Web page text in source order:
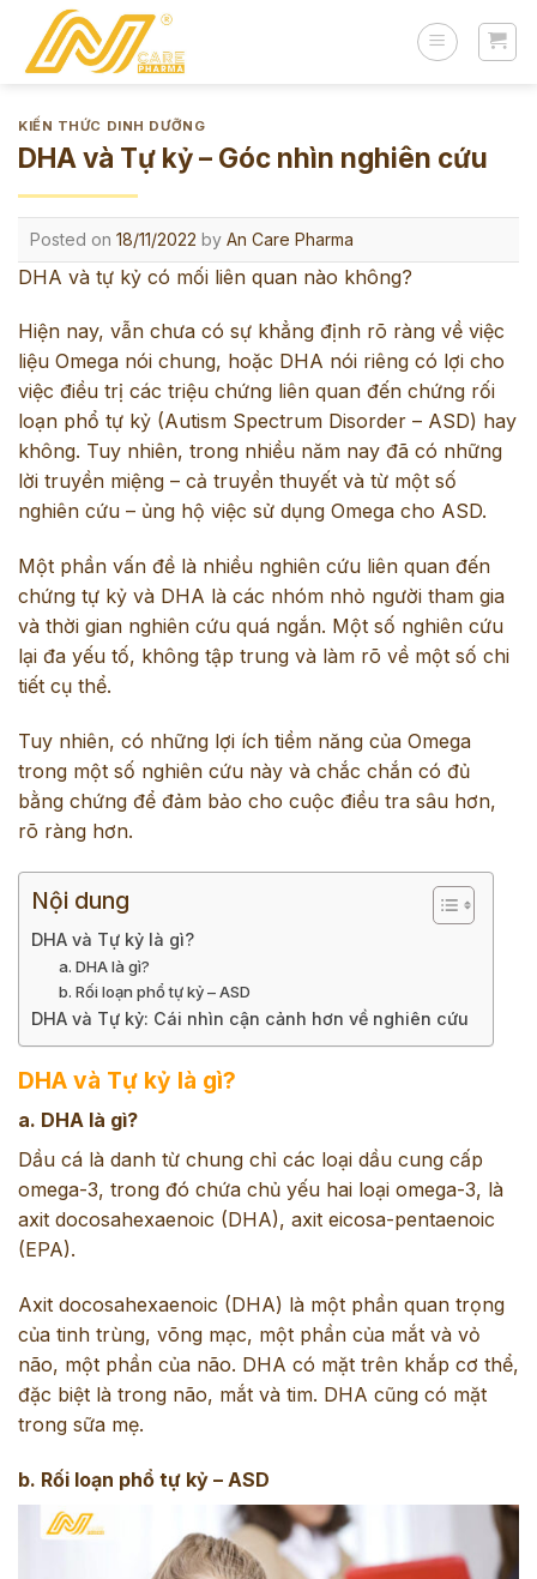
content
KIẾN THỨC DINH DƯỠNG
DHA và Tự kỷ – Góc nhìn nghiên cứu
Posted on 18/11/2022 by An Care Pharma
DHA và tự kỷ có mối liên quan nào không?
Hiện nay, vẫn chưa có sự khẳng định rõ ràng về việc
liệu Omega nói chung, hoặc DHA nói riêng có lợi cho
việc điều trị các triệu chứng liên quan đến chứng rối
loạn phổ tự kỷ (Autism Spectrum Disorder – ASD) hay
không. Tuy nhiên, trong nhiều năm nay đã có những
lời truyền miệng – cả truyền thuyết và từ một số
nghiên cứu – ủng hộ việc sử dụng Omega cho ASD.
Một phần vấn đề là nhiều nghiên cứu liên quan đến
chứng tự kỷ và DHA là các nhóm nhỏ người tham gia
và thời gian nghiên cứu quá ngắn. Một số nghiên cứu
lại đa yếu tố, không tập trung và làm rõ về một số chi
tiết cụ thể.
Tuy nhiên, có những lợi ích tiềm năng của Omega
trong một số nghiên cứu này và chắc chắn có đủ
bằng chứng để đảm bảo cho cuộc điều tra sâu hơn,
rõ ràng hơn.
Nội dung
DHA và Tự kỷ là gì?
a. DHA là gì?
b. Rối loạn phổ tự kỷ – ASD
DHA và Tự kỷ: Cái nhìn cận cảnh hơn về nghiên cứu
DHA và Tự kỷ là gì?
a. DHA là gì?
Dầu cá là danh từ chung chỉ các loại dầu cung cấp
omega-3, trong đó chứa chủ yếu hai loại omega-3, là
axit docosahexaenoic (DHA), axit eicosa-pentaenoic
(EPA).
Axit docosahexaenoic (DHA) là một phần quan trọng
của tinh trùng, võng mạc, một phần của mắt và vỏ
não, một phần của não. DHA có mặt trên khắp cơ thể,
đặc biệt là trong não, mắt và tim. DHA cũng có mặt
trong sữa mẹ.
b. Rối loạn phổ tự kỷ – ASD